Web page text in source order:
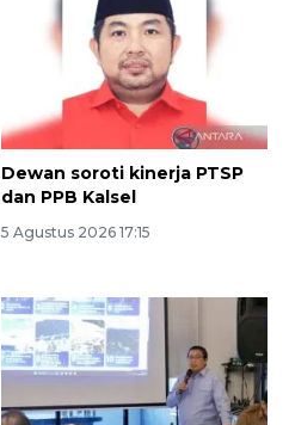
Dewan soroti kinerja PTSP
dan PPB Kalsel
5 Agustus 2026 17:15